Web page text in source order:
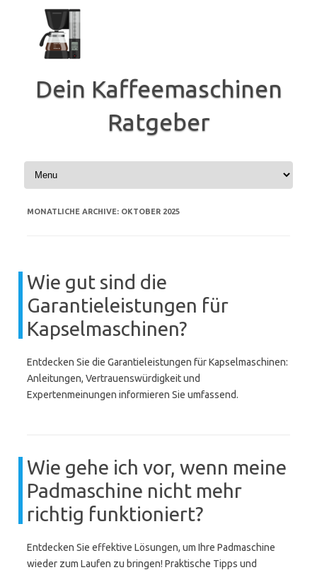
springen
Dein Kaffeemaschinen
Ratgeber
MONATLICHE ARCHIVE: OKTOBER 2025
Wie gut sind die
Garantieleistungen für
Kapselmaschinen?
Entdecken Sie die Garantieleistungen für Kapselmaschinen:
Anleitungen, Vertrauenswürdigkeit und
Expertenmeinungen informieren Sie umfassend.
Wie gehe ich vor, wenn meine
Padmaschine nicht mehr
richtig funktioniert?
Entdecken Sie effektive Lösungen, um Ihre Padmaschine
wieder zum Laufen zu bringen! Praktische Tipps und